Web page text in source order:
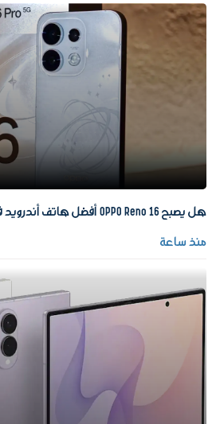
هل يصبح OPPO Reno 16 أفضل هاتف أندرويد في فئته؟
منذ ساعة